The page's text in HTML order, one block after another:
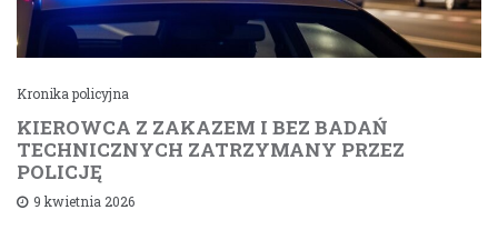
Kronika policyjna
KIEROWCA Z ZAKAZEM I BEZ BADAŃ
TECHNICZNYCH ZATRZYMANY PRZEZ
POLICJĘ
9 kwietnia 2026